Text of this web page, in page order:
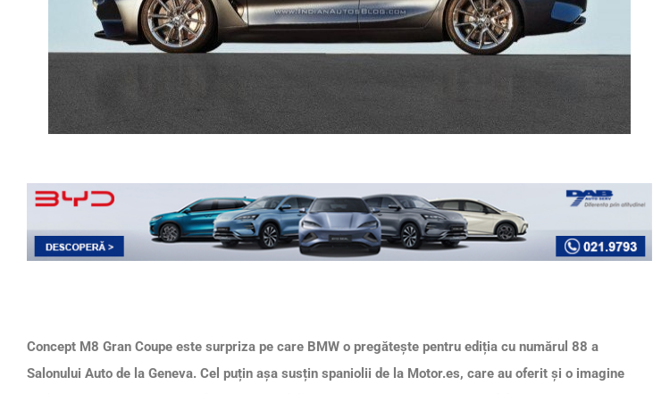
Concept M8 Gran Coupe este surpriza pe care BMW o pregătește pentru ediția cu numărul 88 a
Salonului Auto de la Geneva. Cel puțin așa susțin spaniolii de la Motor.es, care au oferit și o imagine